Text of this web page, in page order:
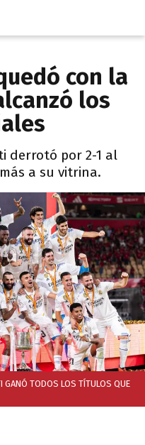
con la
los
derrotó por 2-1 al
a su vitrina.
GANÓ TODOS LOS TÍTULOS QUE